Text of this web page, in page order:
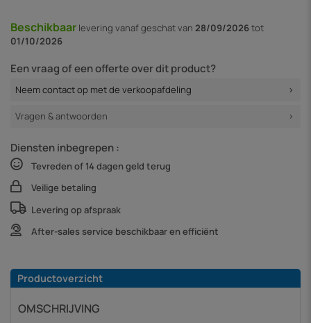
Beschikbaar levering vanafgeschat van 28/09/2026tot
01/10/2026
Een vraag of een offerte over dit product?
Neem contact op met de verkoopafdeling
Vragen & antwoorden
Diensten inbegrepen :
Tevreden of 14 dagen geld terug
Veilige betaling
Levering op afspraak
After-sales service beschikbaar en efficiënt
Productoverzicht
OMSCHRIJVING